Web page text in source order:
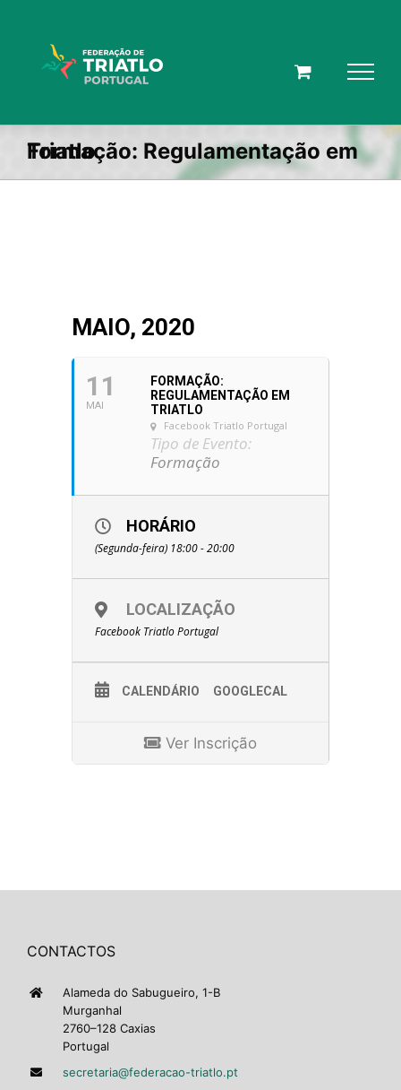
Formação: Regulamentação em Triatlo
MAIO, 2020
11
MAI
FORMAÇÃO:
REGULAMENTAÇÃO EM
TRIATLO
Facebook Triatlo Portugal
Tipo de Evento:
Formação
HORÁRIO
(Segunda-feira) 18:00 - 20:00
LOCALIZAÇÃO
Facebook Triatlo Portugal
CALENDÁRIO GOOGLECAL
Ver Inscrição
CONTACTOS
Alameda do Sabugueiro, 1-B
Murganhal
2760–128 Caxias
Portugal
secretaria@federacao-triatlo.pt